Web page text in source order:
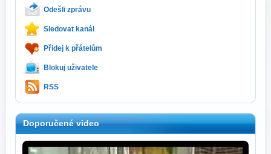
Odešli zprávu
Sledovat kanál
Přidej k přátelům
Blokuj uživatele
RSS
Doporučené video